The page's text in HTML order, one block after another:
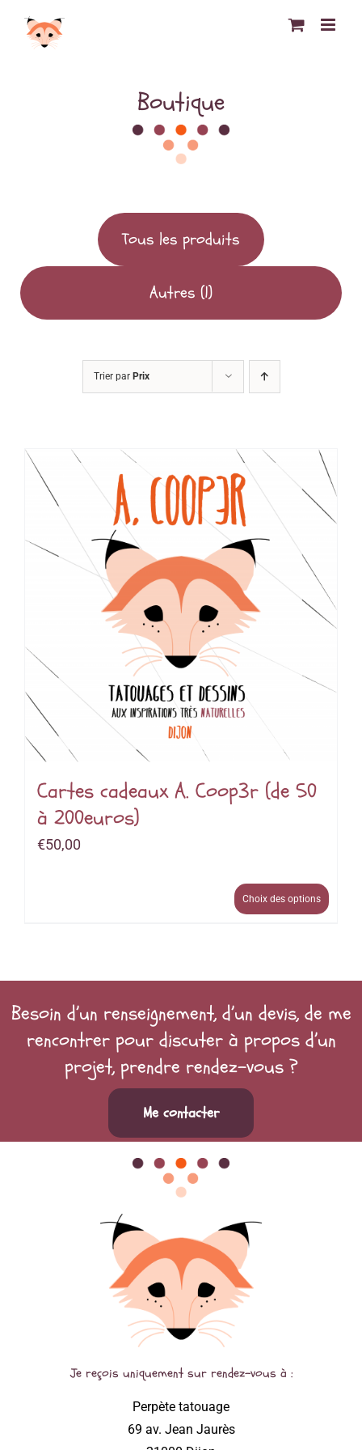
Boutique
Tous les produits
Autres (1)
Trier par Prix
Cartes cadeaux A. Coop3r (de 50
à 200euros)
€50,00
Choix des options
Besoin d’un renseignement, d’un devis, de me
rencontrer pour discuter à propos d’un
projet, prendre rendez-vous ?
Me contacter
Je reçois uniquement sur rendez-vous à :
Perpète tatouage
69 av. Jean Jaurès